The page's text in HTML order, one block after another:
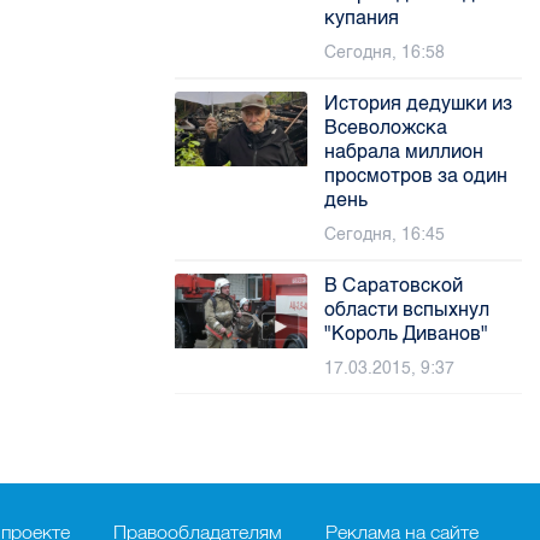
купания
Сегодня, 16:58
История дедушки из
Всеволожска
набрала миллион
просмотров за один
день
Сегодня, 16:45
В Саратовской
области вспыхнул
"Король Диванов"
17.03.2015, 9:37
Правообладателям Реклама на сайте